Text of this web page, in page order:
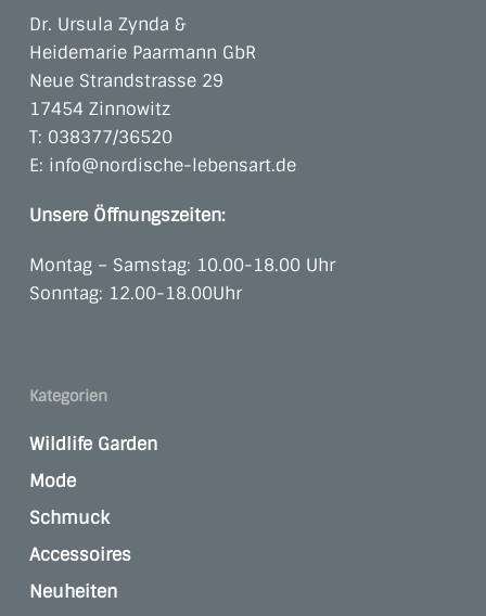
Dr. Ursula Zynda &
Heidemarie Paarmann GbR
Neue Strandstrasse 29
17454 Zinnowitz
T: 038377/36520
E: info@nordische-lebensart.de
Unsere Öffnungszeiten:
Montag – Samstag: 10.00-18.00 Uhr
Sonntag: 12.00-18.00Uhr
Kategorien
Wildlife Garden
Mode
Schmuck
Accessoires
Neuheiten